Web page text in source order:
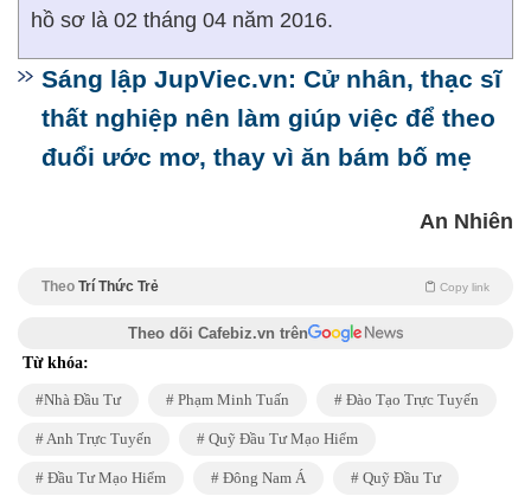
hồ sơ là 02 tháng 04 năm 2016.
Sáng lập JupViec.vn: Cử nhân, thạc sĩ
thất nghiệp nên làm giúp việc để theo
đuổi ước mơ, thay vì ăn bám bố mẹ
An Nhiên
Theo Trí Thức Trẻ Copy link
Theo dõi Cafebiz.vn trên
Từ khóa:
Nhà Đầu Tư Phạm Minh Tuấn Đào Tạo Trực Tuyến
Anh Trực Tuyến Quỹ Đầu Tư Mạo Hiểm
Đầu Tư Mạo Hiểm Đông Nam Á Quỹ Đầu Tư